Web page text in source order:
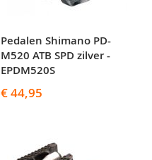
Pedalen Shimano PD-
M520 ATB SPD zilver -
EPDM520S
€ 44,95